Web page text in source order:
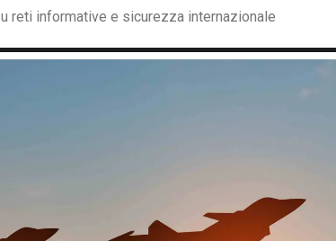
reti informative e sicurezza internazionale